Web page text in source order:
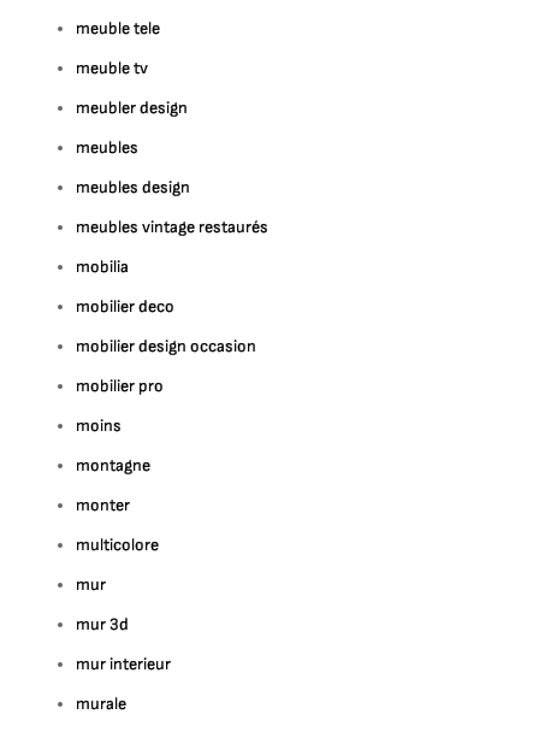
meuble tele
meuble tv
meubler design
meubles
meubles design
meubles vintage restaurés
mobilia
mobilier deco
mobilier design occasion
mobilier pro
moins
montagne
monter
multicolore
mur
mur 3d
mur interieur
murale